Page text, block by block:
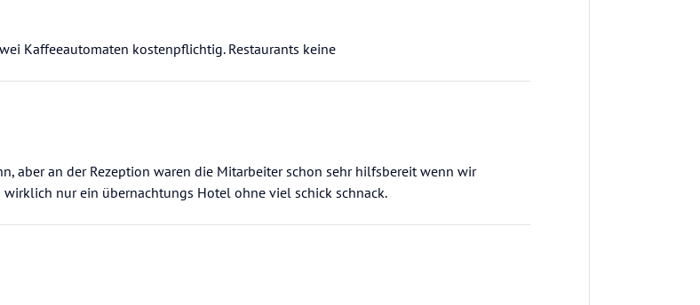
Kaffeeautomaten kostenpflichtig. Restaurants keine
aber an der Rezeption waren die Mitarbeiter schon sehr hilfsbereit wenn wir
wirklich nur ein übernachtungs Hotel ohne viel schick schnack.